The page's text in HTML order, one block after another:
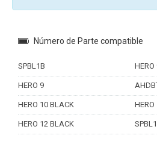
Número de Parte compatible
SPBL1B HERO
HERO 9
HERO 10 BLACK HERO
HERO 12 BLACK